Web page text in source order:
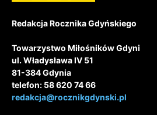
Redakcja Rocznika Gdyńskiego
Towarzystwo Miłośników Gdyni
ul. Władysława IV 51
81-384 Gdynia
telefon: 58 620 74 66
redakcja@rocznikgdynski.pl